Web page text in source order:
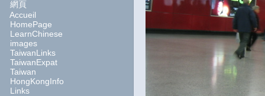
網頁
Accueil
HomePage
LearnChinese
images
TaiwanLinks
TaiwanExpat
Taiwan
HongKongInfo
Links